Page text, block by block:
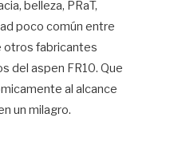
belleza, PRaT,
poco común entre
otros fabricantes
del aspen FR10. Que
al alcance
un milagro.